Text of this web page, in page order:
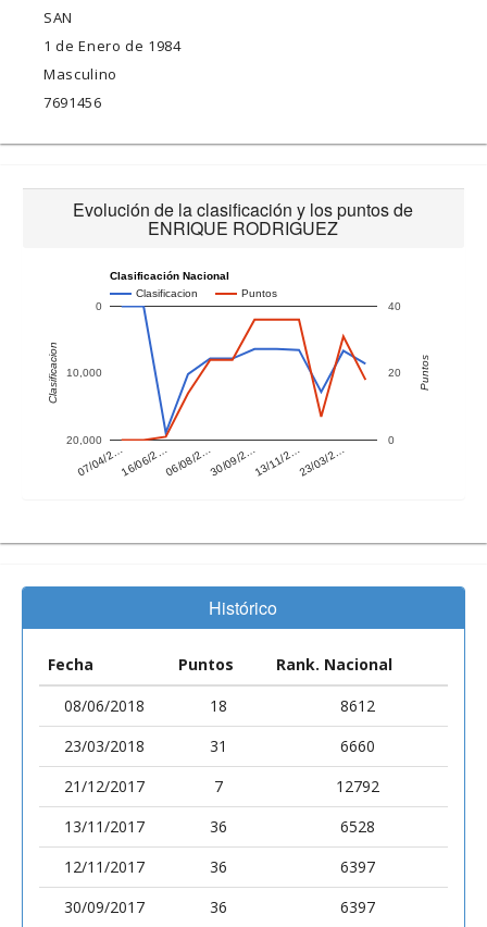
SAN
1 de Enero de 1984
Masculino
7691456
Evolución de la clasificación y los puntos de
ENRIQUE RODRIGUEZ
Clasificación Nacional
Clasificacion
Puntos
07/04/2…16/06/2…06/08/2…30/09/2…13/11/2…23/03/2…
0
10,000
20,000 0
20
40
Clasificacion Puntos
Histórico
Fecha Puntos
Rank. Nacional
08/06/2018
18
8612
23/03/2018
31
6660
21/12/2017
7
12792
13/11/2017
36
6528
12/11/2017
36
6397
30/09/2017
36
6397